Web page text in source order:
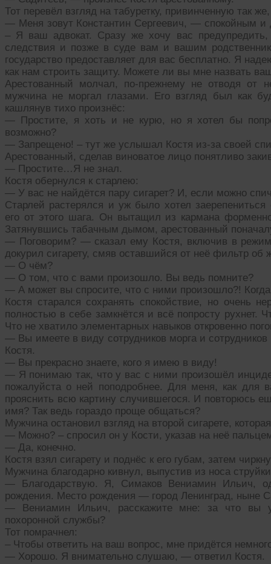
Тот перевёл взгляд на табуретку, привинченную так
— Меня зовут Константин Сергеевич, — спокойным и
– Я ваш адвокат. Сразу же хочу вас
следствия и позже в суде вам и вашим
государство предоставляет для вас бесплатно. Я
как нам строить защиту. Можете ли вы мне назвать
Арестованный молчал, по-прежнему не отводя от
мужчина не моргал глазами. Его взгляд был как
кашлянув тихо произнёс:
— Простите, я хоть и не курю, но я хотел бы
возможно?
— Запрещено! – тут же услышал Костя из-за своей
Арестованный, сделав виноватое лицо понятливо
— Простите…Я не знал.
Костя обернулся к старлею:
— У вас не найдётся пару сигарет? И, если можно
Старлей растерялся и уж было хотел
его от этого шага. Он вытащил из кармана
Затянувшись табачным дымом, арестованный
— Поговорим? — сказал ему Костя, включив в
докурил сигарету, смяв оставшийся от неё фильтр об
— О чём?
— О том, что с вами произошло. Вы ведь помните?
— А может вы спросите, что с ними произошло?!
Костя старался сохранять спокойствие, но очень
полностью в себе замкнётся и всё попросту рухнет.
Что не хватило элементарных навыков откровенно
— Вы имеете в виду сотрудников морга и
Костя.
— Вы прекрасно знаете, кого я имею в виду!
— Я понимаю так, что у вас с ними произошёл
пожалуйста о ней поподробнее. Для меня, как для
прояснить всю картину случившегося. И повторюсь
имя? Так ведь гораздо проще общаться?
Мужчина остановил взгляд на второй сигарете,
— Можно? – спросил он у Кости, указав на неё
— Да, конечно.
Костя взял сигарету и поднёс к его губам, затем
Мужчина благодарно кивнул, выпустив из носа
— Благодарствую. Я, Симаков Вениамин Ильич,
рождения. Место рождения — город Ленинград, ныне
— Вениамин Ильич, расскажите мне: за что вы
похоронной службы?
Тот помрачнел:
– Чтобы ответить на ваш вопрос, мне придётся
— Хорошо. Я внимательно слушаю, — ответил Костя.